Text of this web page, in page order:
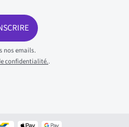
nos emails.
confidentialité..